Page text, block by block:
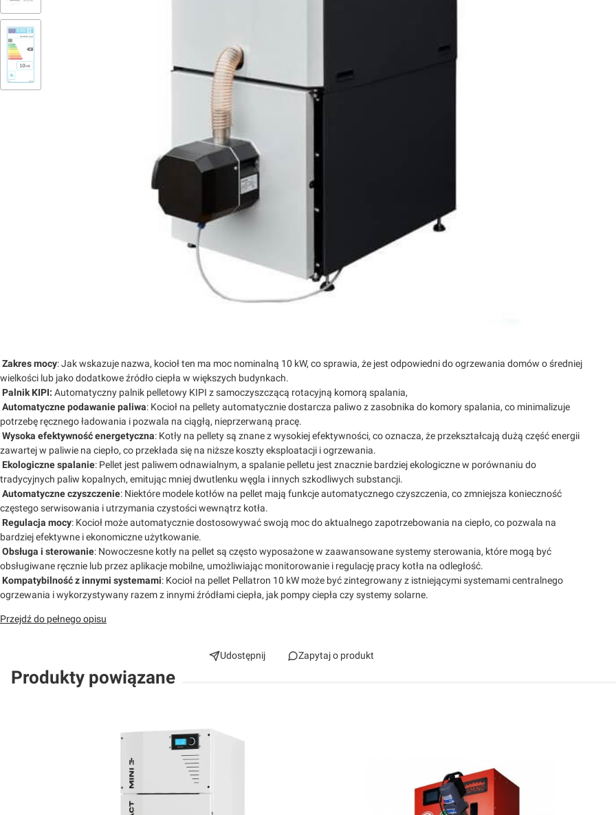
Zakres mocy: Jak wskazuje nazwa, kocioł ten ma moc nominalną 10 kW, co sprawia, że jest odpowiedni do ogrzewania domów o średniej
wielkości lub jako dodatkowe źródło ciepła w większych budynkach.
Palnik KIPI: Automatyczny palnik pelletowy KIPI z samoczyszczącą rotacyjną komorą spalania,
Automatyczne podawanie paliwa: Kocioł na pellety automatycznie dostarcza paliwo z zasobnika do komory spalania, co minimalizuje
potrzebę ręcznego ładowania i pozwala na ciągłą, nieprzerwaną pracę.
Wysoka efektywność energetyczna: Kotły na pellety są znane z wysokiej efektywności, co oznacza, że przekształcają dużą część energii
zawartej w paliwie na ciepło, co przekłada się na niższe koszty eksploatacji i ogrzewania.
Ekologiczne spalanie: Pellet jest paliwem odnawialnym, a spalanie pelletu jest znacznie bardziej ekologiczne w porównaniu do
tradycyjnych paliw kopalnych, emitując mniej dwutlenku węgla i innych szkodliwych substancji.
Automatyczne czyszczenie: Niektóre modele kotłów na pellet mają funkcje automatycznego czyszczenia, co zmniejsza konieczność
częstego serwisowania i utrzymania czystości wewnątrz kotła.
Regulacja mocy: Kocioł może automatycznie dostosowywać swoją moc do aktualnego zapotrzebowania na ciepło, co pozwala na
bardziej efektywne i ekonomiczne użytkowanie.
Obsługa i sterowanie: Nowoczesne kotły na pellet są często wyposażone w zaawansowane systemy sterowania, które mogą być
obsługiwane ręcznie lub przez aplikacje mobilne, umożliwiając monitorowanie i regulację pracy kotła na odległość.
Kompatybilność z innymi systemami: Kocioł na pellet Pellatron 10 kW może być zintegrowany z istniejącymi systemami centralnego
ogrzewania i wykorzystywany razem z innymi źródłami ciepła, jak pompy ciepła czy systemy solarne.
Przejdź do pełnego opisu
Udostępnij Zapytaj o produkt
Produkty powiązane